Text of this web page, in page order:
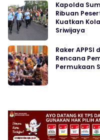
Kapolda
Ribuan
Kuatkan
Sriwijaya
Raker APPSI
Rencana
Permukaan